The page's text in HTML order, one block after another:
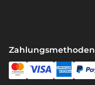
Zahlungsmethoden